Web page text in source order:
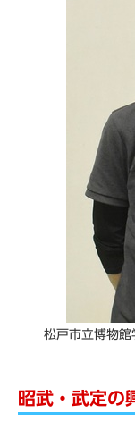
松戸市立博物
昭武・武定の